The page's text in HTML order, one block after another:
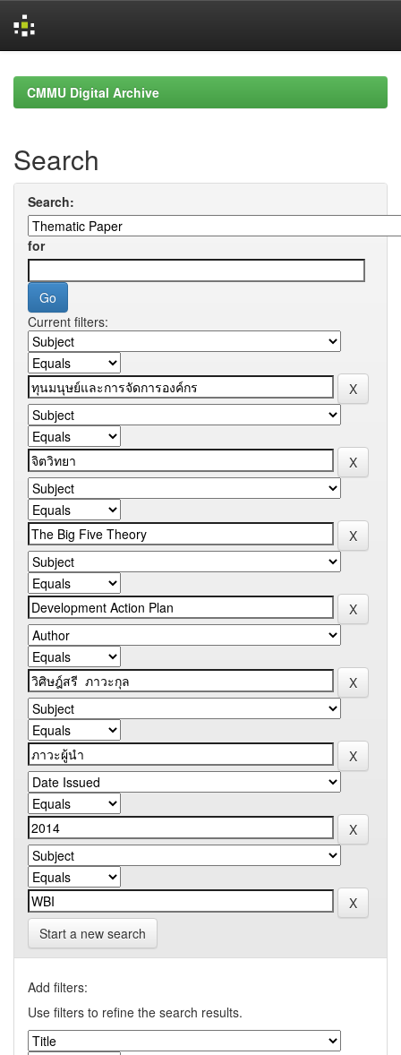
navigationCMMU Digital Archive
Search
Search:
for
Current filters:
Start a new search
Add filters:
Use filters to refine the search results.